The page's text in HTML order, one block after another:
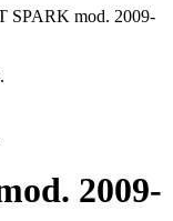
mod. 2009-
2009-